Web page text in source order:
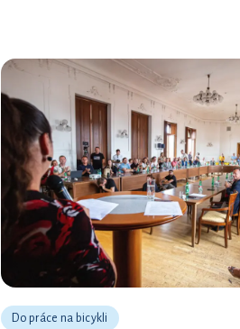
Do práce na bicykli